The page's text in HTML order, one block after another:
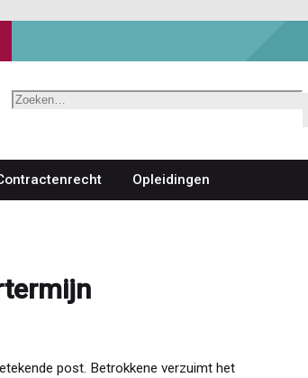
Zoeken
Opleidingen
post. Betrokkene verzuimt het